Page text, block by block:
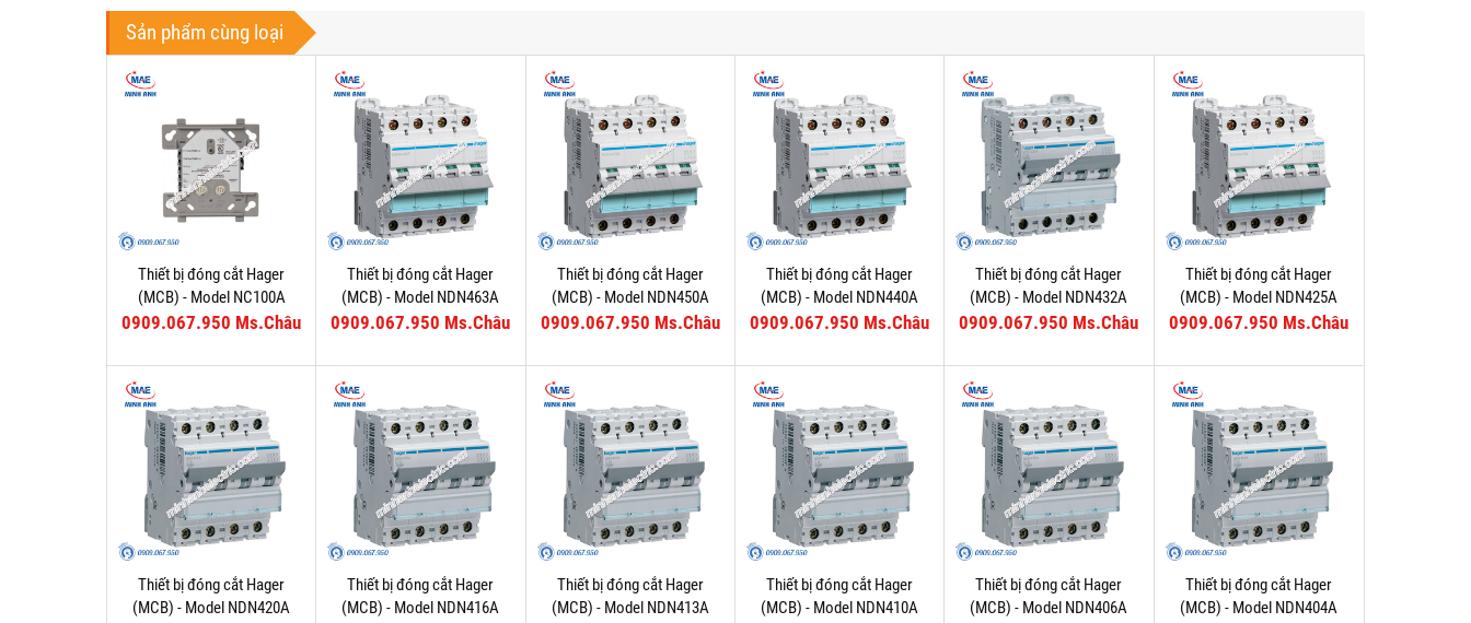
Sản phẩm cùng loại
Thiết bị đóng cắt Hager
(MCB) - Model NC100A
0909.067.950 Ms.Châu
Thiết bị đóng cắt Hager
(MCB) - Model NDN463A
0909.067.950 Ms.Châu
Thiết bị đóng cắt Hager
(MCB) - Model NDN450A
0909.067.950 Ms.Châu
Thiết bị đóng cắt Hager
(MCB) - Model NDN440A
0909.067.950 Ms.Châu
Thiết bị đóng cắt Hager
(MCB) - Model NDN432A
0909.067.950 Ms.Châu
Thiết bị đóng cắt Hager
(MCB) - Model NDN425A
0909.067.950 Ms.Châu
Thiết bị đóng cắt Hager
(MCB) - Model NDN420A
Thiết bị đóng cắt Hager
(MCB) - Model NDN416A
Thiết bị đóng cắt Hager
(MCB) - Model NDN413A
Thiết bị đóng cắt Hager
(MCB) - Model NDN410A
Thiết bị đóng cắt Hager
(MCB) - Model NDN406A
Thiết bị đóng cắt Hager
(MCB) - Model NDN404A